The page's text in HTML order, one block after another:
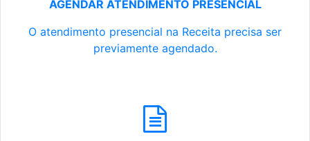
AGENDAR ATENDIMENTO PRESENCIAL
O atendimento presencial na Receita precisa ser
previamente agendado.